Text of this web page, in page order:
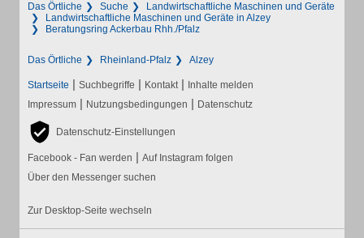
Das Örtliche Suche
Landwirtschaftliche Maschinen und Geräte
Landwirtschaftliche Maschinen und Geräte in Alzey
Beratungsring Ackerbau Rhh./Pfalz
Das Örtliche Rheinland-Pfalz Alzey
Startseite | Suchbegriffe | Kontakt | Inhalte melden
Impressum | Nutzungsbedingungen | Datenschutz
Datenschutz-Einstellungen
Facebook - Fan werden | Auf Instagram folgen
Über den Messenger suchen
Zur Desktop-Seite wechseln